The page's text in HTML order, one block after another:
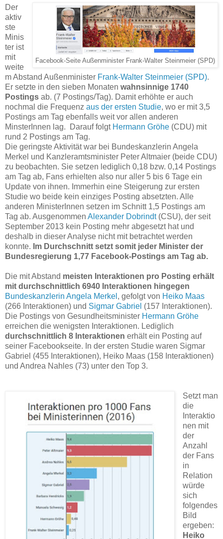
Facebook-Seite Außenminister Frank-Walter Steinmeier (SPD)
Der
aktiv
ste
Minis
ter ist
mit
weite
m Abstand Außenminister Frank-Walter Steinmeier (SPD).
Er setzte in den sieben Monaten wahnsinnige 1740
Postings ab. (7 Postings/Tag). Damit erhöhte er auch
nochmal die Frequenz aus der ersten Studie, wo er mit 3,5
Postings am Tag ebenfalls weit vor allen anderen
MinsterInnen lag. Darauf folgt Hermann Gröhe (CDU) mit
rund 2 Postings am Tag.
Die geringste Aktivität war bei Bundeskanzlerin Angela
Merkel und Kanzleramtsminister Peter Altmaier (beide CDU)
zu beobachten. Sie setzen lediglich 0,18 bzw. 0,14 Postings
am Tag ab, Fans erhielten also nur aller 5 bis 6 Tage ein
Update von ihnen. Immerhin eine Steigerung zur ersten
Studie wo beide kein einziges Posting absetzten. Alle
anderen MinisterInnen setzen im Schnitt 1,5 Postings am
Tag ab. Ausgenommen Alexander Dobrindt(CSU), der seit
September 2013 kein Posting mehr abgesetzt hat und
deshalb in dieser Analyse nicht mit betrachtet werden
konnte. Im Durchschnitt setzt somit jeder Minister der
Bundesregierung 1,77 Facebook-Postings am Tag ab.
Die mit Abstand meisten Interaktionen pro Posting erhält
mit durchschnittlich 6940 Interaktionen hingegen
Bundeskanzlerin Angela Merkel , gefolgt von Heiko Maas
(266 Interaktionen) und Sigmar Gabriel (157 Interaktionen).
Die Postings von Gesundheitsminister Hermann Gröhe
erreichen die wenigsten Interaktionen. Lediglich
durchschnittlich 8 Interaktionen erhält ein Posting auf
seiner Facebookseite. In der ersten Studie waren Sigmar
Gabriel (455 Interaktionen), Heiko Maas (158 Interaktionen)
und Andrea Nahles (73) unter den Top 3.
Setzt man
die
Interaktio
nen mit
der
Anzahl
der Fans
in
Relation
würde
sich
folgendes
Bild
ergeben:
Heiko